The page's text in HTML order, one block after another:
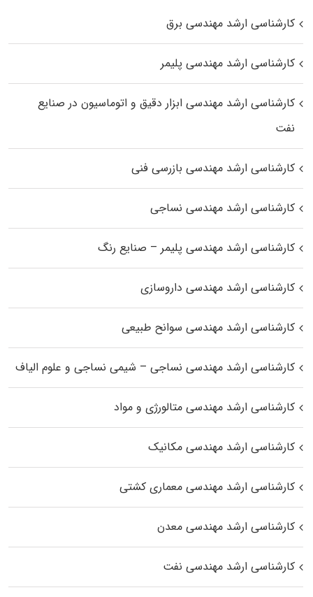
کارشناسی ارشد مهندسی برق
کارشناسی ارشد مهندسی پلیمر
کارشناسی ارشد مهندسی ابزار دقیق و اتوماسیون در صنایع
نفت
کارشناسی ارشد مهندسی بازرسی فنی
کارشناسی ارشد مهندسی نساجی
کارشناسی ارشد مهندسی پلیمر – صنایع رنگ
کارشناسی ارشد مهندسی داروسازی
کارشناسی ارشد مهندسی سوانح طبیعی
کارشناسی ارشد مهندسی نساجی – شیمی نساجی و علوم الیاف
کارشناسی ارشد مهندسی متالورژی و مواد
کارشناسی ارشد مهندسی مکانیک
کارشناسی ارشد مهندسی معماری کشتی
کارشناسی ارشد مهندسی معدن
کارشناسی ارشد مهندسی نفت